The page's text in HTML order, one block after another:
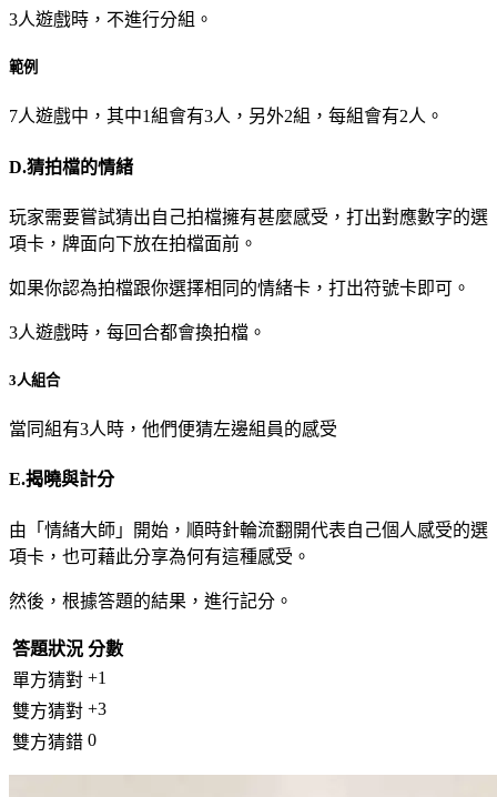
3人遊戲時，不進行分組。
範例
7人遊戲中，其中1組會有3人，另外2組，每組會有2人。
D.猜拍檔的情緒
玩家需要嘗試猜出自己拍檔擁有甚麼感受，打出對應數字的選
項卡，牌面向下放在拍檔面前。
如果你認為拍檔跟你選擇相同的情緒卡，打出符號卡即可。
3人遊戲時，每回合都會換拍檔。
3人組合
當同組有3人時，他們便猜左邊組員的感受
E.揭曉與計分
由「情緒大師」開始，順時針輪流翻開代表自己個人感受的選
項卡，也可藉此分享為何有這種感受。
然後，根據答題的結果，進行記分。
答題狀況 分數
單方猜對 +1
雙方猜對 +3
雙方猜錯 0